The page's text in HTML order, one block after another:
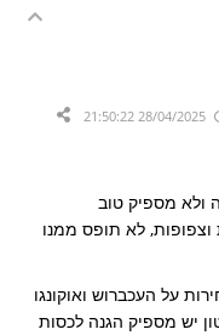
28/04/2025 21:50:22
ולא מספיק טוב
לא תופס ממנו
הצעה שנגון+ון וליט+2 בחירות על העכברוש ואוקונגו
יש מספיק הגנה לכסות